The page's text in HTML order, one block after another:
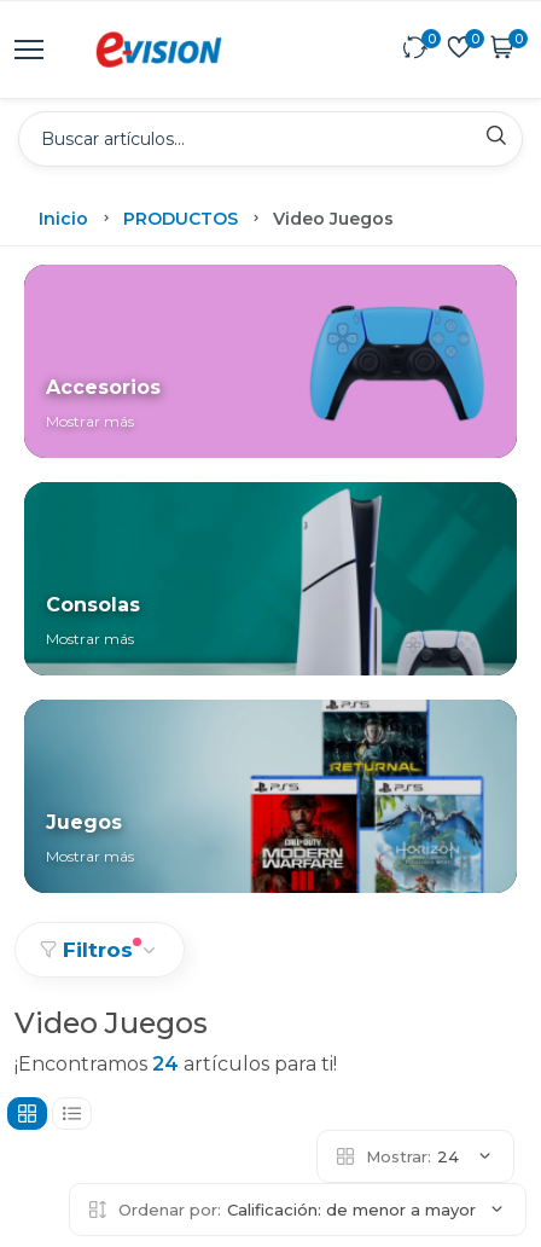
0 0 0
Inicio PRODUCTOS Video Juegos
Accesorios
Mostrar más
Consolas
Mostrar más
Juegos
Mostrar más
Filtros
Video Juegos
¡Encontramos 24 artículos para ti!
Mostrar: 24
Ordenar por: Calificación: de menor a mayor